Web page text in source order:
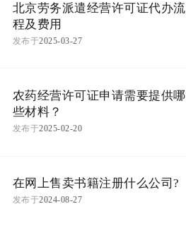
北京劳务派遣经营许可证代办流
程及费用
发布于2025-03-27
农药经营许可证申请需要提供哪
些材料？
发布于2025-02-20
在网上售卖书籍注册什么公司?
发布于2024-08-27